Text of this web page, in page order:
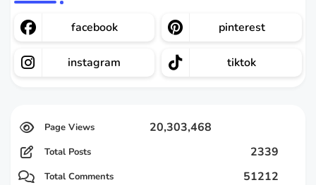
facebook pinterest
instagram tiktok
20,303,468
Total Posts 2339
Total Comments 51212